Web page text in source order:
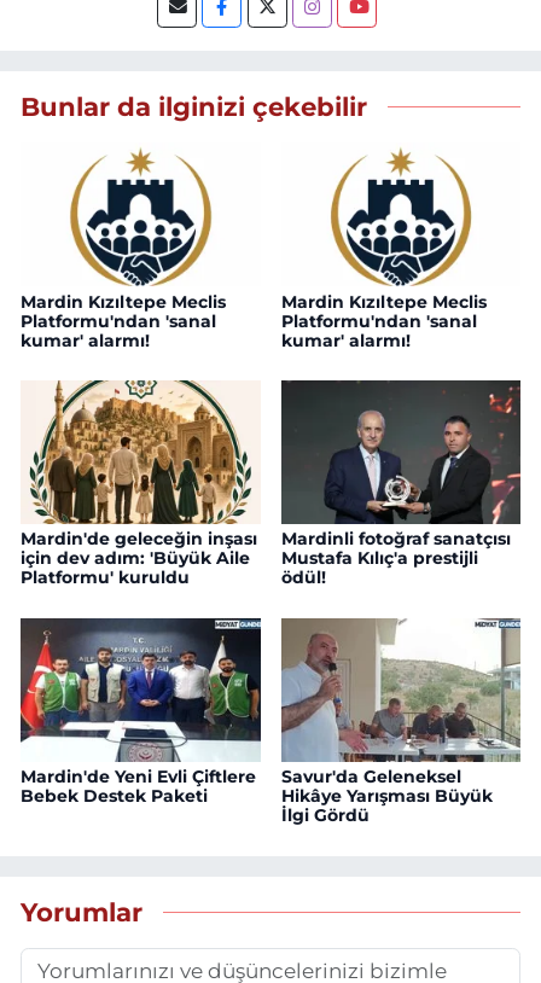
Bunlar da ilginizi çekebilir
Mardin Kızıltepe Meclis
Platformu'ndan 'sanal
kumar' alarmı!
Mardin Kızıltepe Meclis
Platformu'ndan 'sanal
kumar' alarmı!
Mardin'de geleceğin inşası
için dev adım: 'Büyük Aile
Platformu' kuruldu
Mardinli fotoğraf sanatçısı
Mustafa Kılıç'a prestijli
ödül!
Mardin'de Yeni Evli Çiftlere
Bebek Destek Paketi
Savur'da Geleneksel
Hikâye Yarışması Büyük
İlgi Gördü
Yorumlar